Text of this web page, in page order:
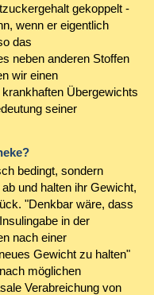
gekoppelt -
wenn er eigentlich
das
neben anderen Stoffen
wir einen
Übergewichts
seiner
bedingt, sondern
und halten ihr Gewicht,
"Denkbar wäre, dass
in der
nach einer
Gewicht zu halten"
möglichen
Verabreichung von